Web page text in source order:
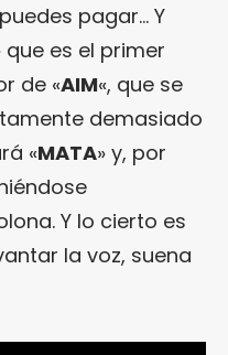
pagar… Y
que es el primer
de «AIM«, que se
demasiado
«MATA» y, por
Y lo cierto es
la voz, suena